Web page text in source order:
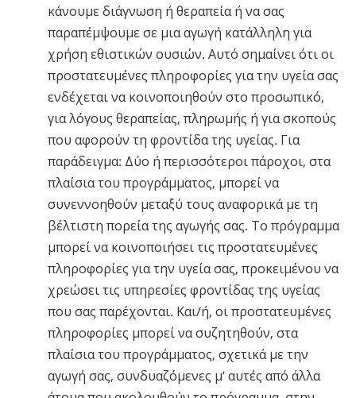
κάνουμε διάγνωση ή θεραπεία ή να σας
παραπέμψουμε σε μια αγωγή κατάλληλη για
χρήση εθιστικών ουσιών. Αυτό σημαίνει ότι οι
προστατευμένες πληροφορίες για την υγεία σας
ενδέχεται να κοινοποιηθούν στο προσωπικό,
για λόγους θεραπείας, πληρωμής ή για σκοπούς
που αφορούν τη φροντίδα της υγείας. Για
παράδειγμα: Δύο ή περισσότεροι πάροχοι, στα
πλαίσια του προγράμματος, μπορεί να
συνεννοηθούν μεταξύ τους αναφορικά με τη
βέλτιστη πορεία της αγωγής σας. Το πρόγραμμα
μπορεί να κοινοποιήσει τις προστατευμένες
πληροφορίες για την υγεία σας, προκειμένου να
χρεώσει τις υπηρεσίες φροντίδας της υγείας
που σας παρέχονται. Και/ή, οι προστατευμένες
πληροφορίες μπορεί να συζητηθούν, στα
πλαίσια του προγράμματος, σχετικά με την
αγωγή σας, συνδυαζόμενες μ’ αυτές από άλλα